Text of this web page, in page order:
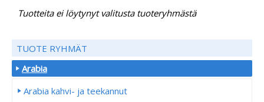
Tuotteita ei löytynyt valitusta tuoteryhmästä
TUOTE RYHMÄT
Arabia
Arabia kahvi- ja teekannut